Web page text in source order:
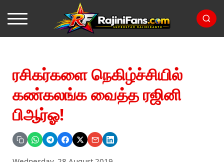
ரசிகர்களை நெகிழ்ச்சியில்
கண்கலங்க வைத்த ரஜினி
பிஆர்ஓ!